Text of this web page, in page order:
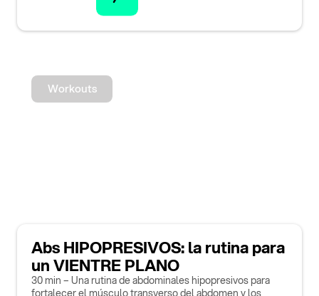
Workouts
Abs HIPOPRESIVOS: la rutina para
un VIENTRE PLANO
30 min – Una rutina de abdominales hipopresivos para
fortalecer el músculo transverso del abdomen y los